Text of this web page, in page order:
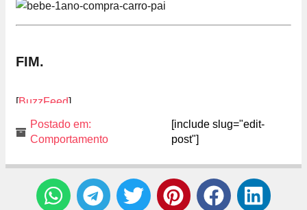
FIM.
[BuzzFeed]
Postado em:
Comportamento
[include slug="edit-
post"]